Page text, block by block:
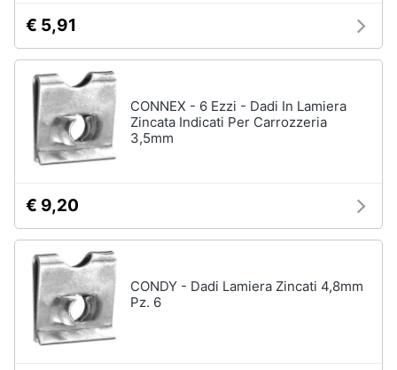
€ 5,91
CONNEX - 6 Ezzi - Dadi In Lamiera
Zincata Indicati Per Carrozzeria
3,5mm
€ 9,20
CONDY - Dadi Lamiera Zincati 4,8mm
Pz. 6